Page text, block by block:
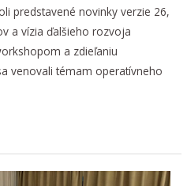
predstavené novinky verzie 26,
a vízia ďalšieho rozvoja
a zdieľaniu
venovali témam operatívneho